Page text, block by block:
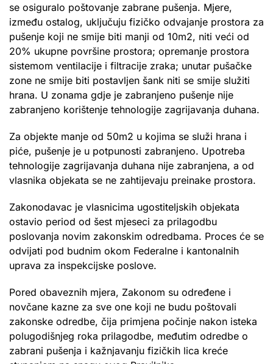
se osiguralo poštovanje zabrane pušenja. Mjere,
između ostalog, uključuju fizičko odvajanje prostora za
pušenje koji ne smije biti manji od 10m2, niti veći od
20% ukupne površine prostora; opremanje prostora
sistemom ventilacije i filtracije zraka; unutar pušačke
zone ne smije biti postavljen šank niti se smije služiti
hrana. U zonama gdje je zabranjeno pušenje nije
zabranjeno korištenje tehnologije zagrijavanja duhana.
Za objekte manje od 50m2 u kojima se služi hrana i
piće, pušenje je u potpunosti zabranjeno. Upotreba
tehnologije zagrijavanja duhana nije zabranjena, a od
vlasnika objekata se ne zahtijevaju preinake prostora.
Zakonodavac je vlasnicima ugostiteljskih objekata
ostavio period od šest mjeseci za prilagodbu
poslovanja novim zakonskim odredbama. Proces će se
odvijati pod budnim okom Federalne i kantonalnih
uprava za inspekcijske poslove.
Pored obaveznih mjera, Zakonom su određene i
novčane kazne za sve one koji ne budu poštovali
zakonske odredbe, čija primjena počinje nakon isteka
polugodišnjeg roka prilagodbe, međutim odredbe o
zabrani pušenja i kažnjavanju fizičkih lica kreće